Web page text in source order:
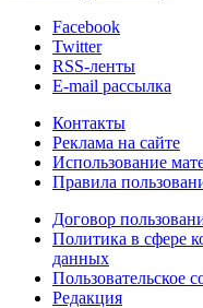
Facebook
Twitter
RSS-ленты
E-mail рассылка
Контакты
Реклама на сайте
Использование
Правила
Договор
Политика в сфере
данных
Пользовательское
Редакция